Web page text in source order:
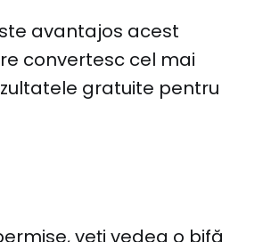
avantajos acest
convertesc cel mai
gratuite pentru
veți vedea o bifă